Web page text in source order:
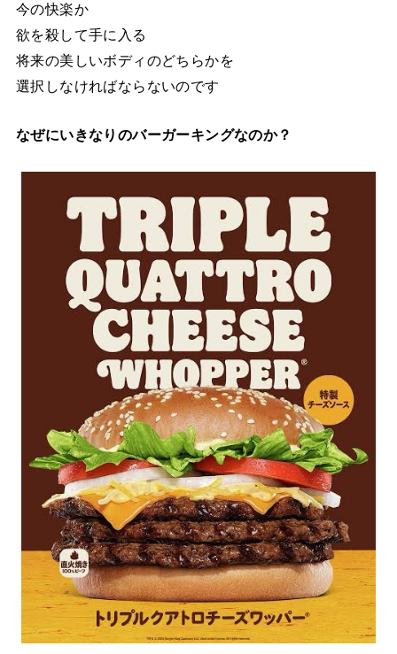
今の快楽か
欲を殺して手に入る
将来の美しいボディのどちらかを
選択しなければならないのです
なぜにいきなりのバーガーキングなのか？